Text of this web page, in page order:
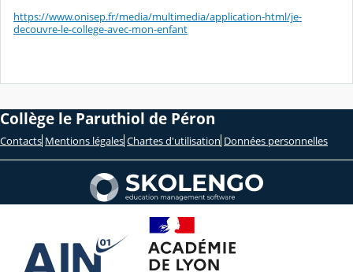
https://www.onisep.fr/media/multimedia/application-html/je-
decouvre-le-college-avec-mon-enfant
Collège le Paruthiol de Péron
Contacts Mentions légales Chartes d'utilisation Données personnelles